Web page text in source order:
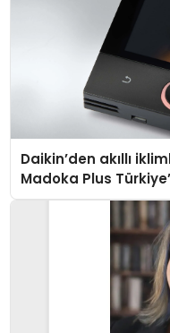
Daikin’den akıllı
Madoka Plus